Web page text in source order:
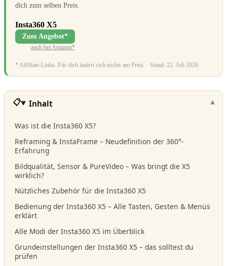
dich zum selben Preis.
Insta360 X5
Zum Angebot*
auch bei Amazon*
* Affiliate-Links. Für dich ändert sich nichts am Preis. · Stand: 22. Juli 2026
Inhalt
Was ist die Insta360 X5?
Reframing & InstaFrame – Neudefinition der 360°-
Erfahrung
Bildqualität, Sensor & PureVideo – Was bringt die X5
wirklich?
Nützliches Zubehör für die Insta360 X5
Bedienung der Insta360 X5 – Alle Tasten, Gesten & Menüs
erklärt
Alle Modi der Insta360 X5 im Überblick
Grundeinstellungen der Insta360 X5 – das solltest du
prüfen